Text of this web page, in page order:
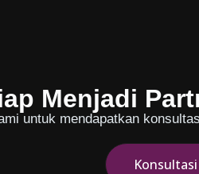
Menjadi
untuk mendapatkan